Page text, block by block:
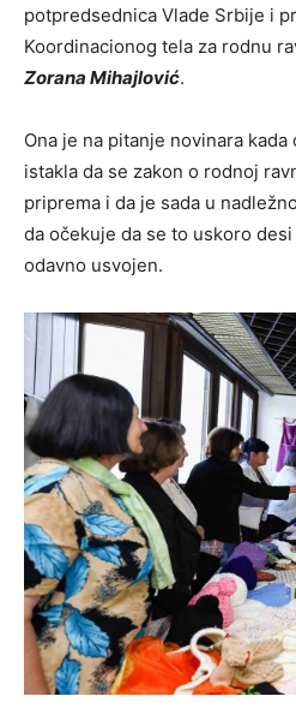
potpredsednica Vlade Srbije i
Koordinacionog tela za rodnu
Zorana Mihajlović.
Ona je na pitanje novinara
istakla da se zakon o rodnoj
priprema i da je sada u
da očekuje da se to uskoro
odavno usvojen.